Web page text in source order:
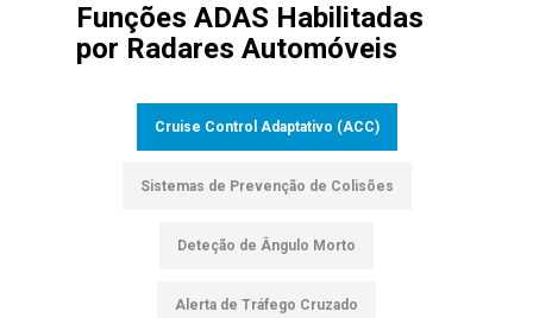
Funções ADAS Habilitadas
por Radares Automóveis
Cruise Control Adaptativo (ACC)
Sistemas de Prevenção de Colisões
Deteção de Ângulo Morto
Alerta de Tráfego Cruzado